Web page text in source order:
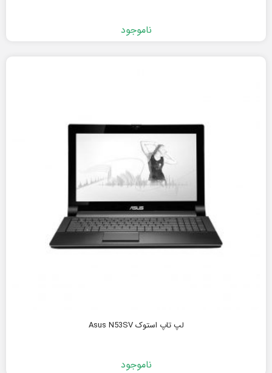
ناموجود
لپ تاپ استوک Asus N53SV
ناموجود